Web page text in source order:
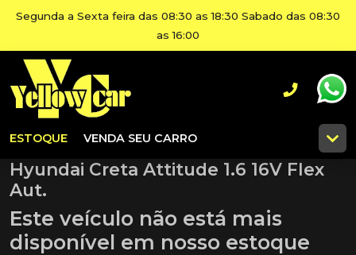
Segunda a Sexta feira das 08:30 as 18:30 Sabado das 08:30
as 16:00
ESTOQUE VENDA SEU CARRO
Hyundai Creta Attitude 1.6 16V Flex
Aut.
Este veículo não está mais
disponível em nosso estoque